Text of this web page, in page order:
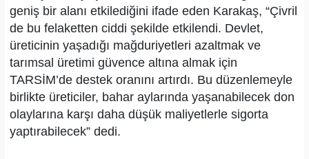
geniş bir alanı etkilediğini ifade eden Karakaş, “Çivril
de bu felaketten ciddi şekilde etkilendi. Devlet,
üreticinin yaşadığı mağduriyetleri azaltmak ve
tarımsal üretimi güvence altına almak için
TARSİM’de destek oranını artırdı. Bu düzenlemeyle
birlikte üreticiler, bahar aylarında yaşanabilecek don
olaylarına karşı daha düşük maliyetlerle sigorta
yaptırabilecek” dedi.